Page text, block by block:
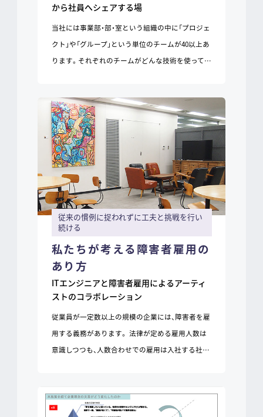
から社員へシェアする場
当社には事業部・部・室という組織の中に「プロジェ
クト」や「グループ」という単位のチームが40以上あ
ります。それぞれのチームがどんな技術を使って…
従来の慣例に捉われずに工夫と挑戦を行い
続ける
私たちが考える障害者雇用の
あり方
ITエンジニアと障害者雇用によるアーティ
ストのコラボレーション
従業員が一定数以上の規模の企業には、障害者を雇
用する義務があります。 法律が定める雇用人数は
意識しつつも、人数合わせでの雇用は入社する社…